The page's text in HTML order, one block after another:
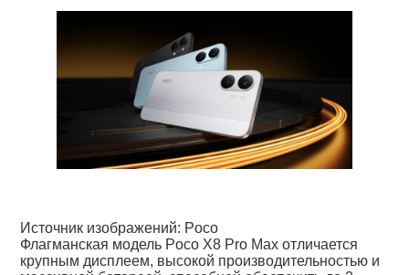
Источник изображений: Poco
Флагманская модель Poco X8 Pro Max отличается
крупным дисплеем, высокой производительностью и